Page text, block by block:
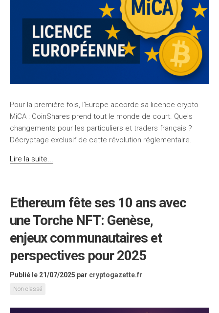
Pour la première fois, l’Europe accorde sa licence crypto
MiCA : CoinShares prend tout le monde de court. Quels
changements pour les particuliers et traders français ?
Décryptage exclusif de cette révolution réglementaire.
Lire la suite...
Ethereum fête ses 10 ans avec
une Torche NFT: Genèse,
enjeux communautaires et
perspectives pour 2025
Publié le 21/07/2025 par cryptogazette.fr
Non classé